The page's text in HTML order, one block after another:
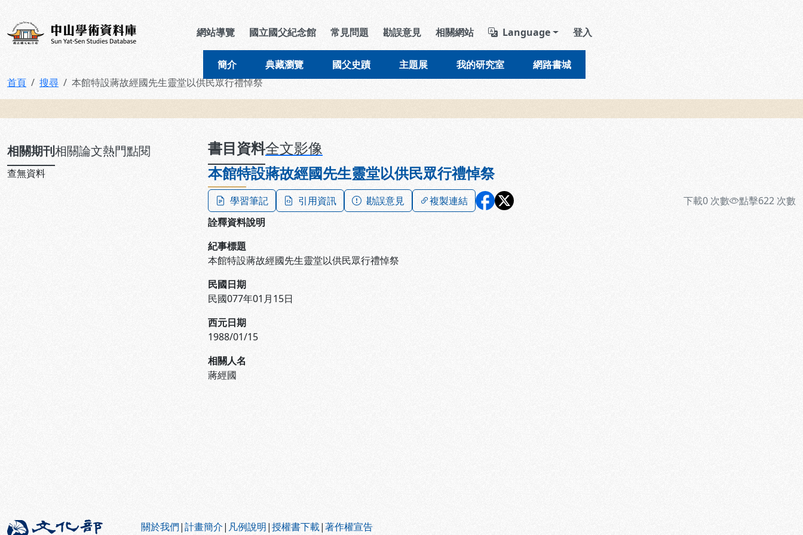
中山學術資料庫 導覽列區塊
網站導覽 國立國父紀念館 常見問題 勘誤意見 相關網站 Language 登入
簡介 典藏瀏覽 國父史蹟 主題展 我的研究室 網路書城
首頁 搜尋 本館特設蔣故經國先生靈堂以供民眾行禮悼祭
相關期刊相關論文熱門點閱
查無資料
書目資料全文影像
本館特設蔣故經國先生靈堂以供民眾行禮悼祭
學習筆記 引用資訊 勘誤意見 複製連結 下載0 次數 點擊622 次數
詮釋資料說明
紀事標題
本館特設蔣故經國先生靈堂以供民眾行禮悼祭
民國日期
民國077年01月15日
西元日期
1988/01/15
相關人名
蔣經國
關於我們|計畫簡介| 凡例說明|授權書下載|著作權宣告